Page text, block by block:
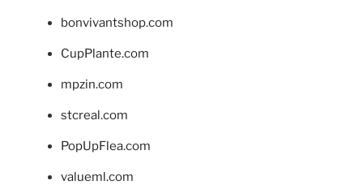
bonvivantshop.com
CupPlante.com
mpzin.com
stcreal.com
PopUpFlea.com
valueml.com